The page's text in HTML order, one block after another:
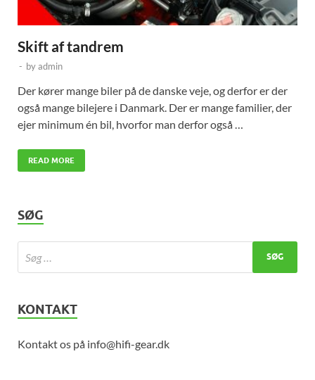
Skift af tandrem
- byadmin
Der kører mange biler på de danske veje, og derfor er der
også mange bilejere i Danmark. Der er mange familier, der
ejer minimum én bil, hvorfor man derfor også …
READ MORE
SØG
KONTAKT
Kontakt os på info@hifi-gear.dk